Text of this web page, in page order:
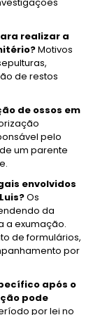
realizar a
Motivos
de restos
de ossos em
pelo
um parente
envolvidos
Os
da
a exumação.
de formulários,
por
após o
pode
por lei no